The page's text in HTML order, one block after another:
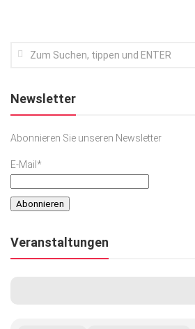
SACHSEN IN PARIS
Newsletter
Abonnieren Sie unseren Newsletter
E-Mail*
Veranstaltungen